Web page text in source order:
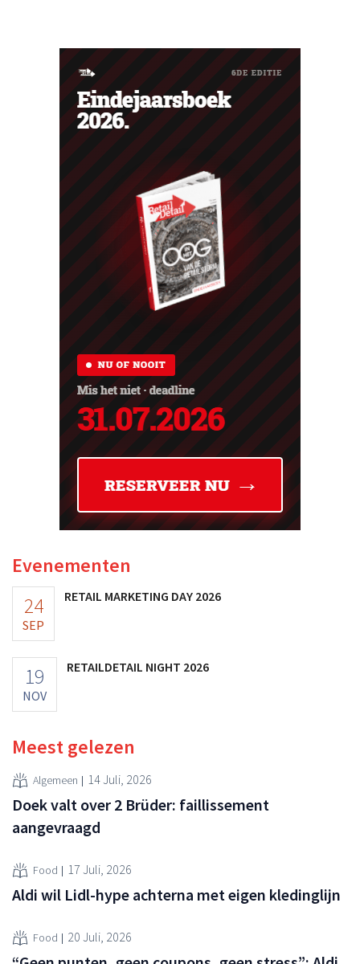
Evenementen
24
SEP
RETAIL MARKETING DAY 2026
19
NOV
RETAILDETAIL NIGHT 2026
Meest gelezen
Algemeen 14 Juli, 2026
Doek valt over 2 Brüder: faillissement
aangevraagd
Food 17 Juli, 2026
Aldi wil Lidl-hype achterna met eigen kledinglijn
Food 20 Juli, 2026